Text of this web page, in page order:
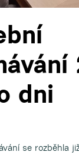
dni
se rozběhla